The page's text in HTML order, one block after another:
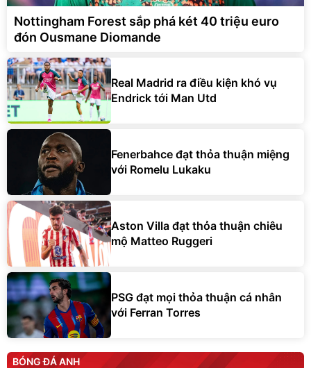
Nottingham Forest sắp phá két 40 triệu euro
đón Ousmane Diomande
Real Madrid ra điều kiện khó vụ
Endrick tới Man Utd
Fenerbahce đạt thỏa thuận miệng
với Romelu Lukaku
Aston Villa đạt thỏa thuận chiêu
mộ Matteo Ruggeri
PSG đạt mọi thỏa thuận cá nhân
với Ferran Torres
BÓNG ĐÁ ANH